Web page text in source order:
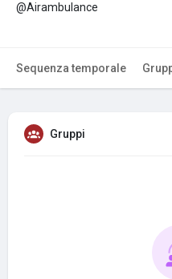
@Airambulance
Sequenza temporale
Gruppi